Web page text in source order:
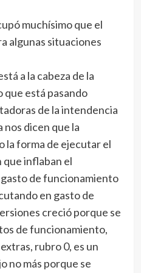
muchísimo que el
algunas situaciones
a la cabeza de la
está pasando
de la intendencia
dicen que la
la forma de ejecutar el
inflaban el
de funcionamiento
en gasto de
creció porque se
de funcionamiento,
rubro 0, es un
no más porque se